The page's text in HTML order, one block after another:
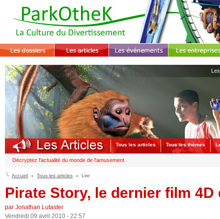
Tous les articles Tous les thèmes
Décryptez l'actualité du monde de l'amusement.
Accueil Tous les articles Lire
Pirate Story, le dernier film 4D
par Jonathan Lutaster
Vendredi 09 avril 2010 - 22:57